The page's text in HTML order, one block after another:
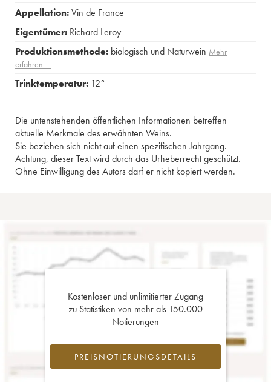
Appellation:Vin de France
Eigentümer: Richard Leroy
Produktionsmethode: biologisch und Naturwein Mehr
erfahren …
Trinktemperatur: 12°
Die untenstehenden öffentlichen Informationen betreffen
aktuelle Merkmale des erwähnten Weins.
Sie beziehen sich nicht auf einen spezifischen Jahrgang.
Achtung, dieser Text wird durch das Urheberrecht geschützt.
Ohne Einwilligung des Autors darf er nicht kopiert werden.
Kostenloser und unlimitierter Zugang
zu Statistiken von mehr als 150.000
Notierungen
PREISNOTIERUNGSDETAILS